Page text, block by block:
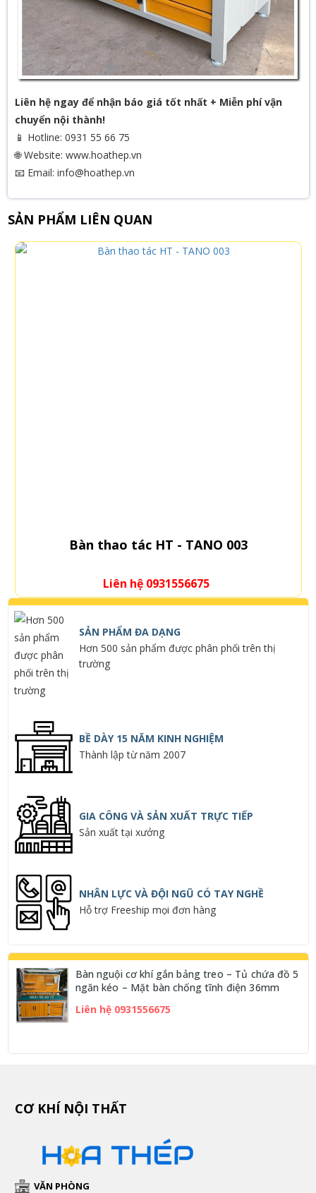
Liên hệ ngay để nhận báo giá tốt nhất + Miễn phí vận
chuyển nội thành!
📱 Hotline: 0931 55 66 75
🌐 Website: www.hoathep.vn
📧 Email: info@hoathep.vn
SẢN PHẨM LIÊN QUAN
Bàn thao tác HT - TANO 003
Liên hệ 0931556675
SẢN PHẨM ĐA DẠNG
Hơn 500 sản phẩm được phân phối trên thị
trường
BỀ DÀY 15 NĂM KINH NGHIỆM
Thành lập từ năm 2007
GIA CÔNG VÀ SẢN XUẤT TRỰC TIẾP
Sản xuất tại xưởng
NHÂN LỰC VÀ ĐỘI NGŨ CÓ TAY NGHỀ
Hỗ trợ Freeship mọi đơn hàng
Bàn nguội cơ khí gắn bảng treo – Tủ chứa đồ 5
ngăn kéo – Mặt bàn chống tĩnh điện 36mm
Liên hệ 0931556675
CƠ KHÍ NỘI THẤT
VĂN PHÒNG